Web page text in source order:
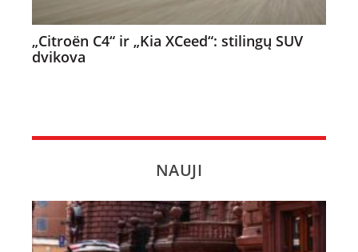
„Citroën C4“ ir „Kia XCeed“: stilingų SUV
dvikova
NAUJI